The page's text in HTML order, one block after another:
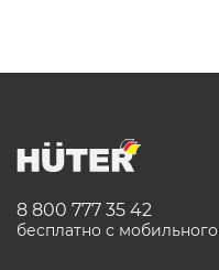
8 800 777 35 42
бесплатно с мобильного